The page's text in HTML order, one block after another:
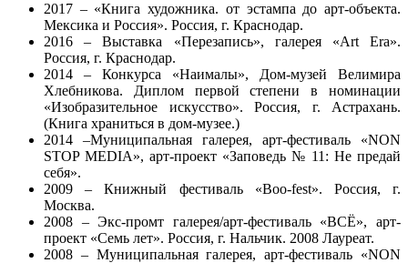
2017 – «Книга художника. от эстампа до арт-объекта.
Мексика и Россия». Россия, г. Краснодар.
2016 – Выставка «Перезапись», галерея «Аrt Era».
Россия, г. Краснодар.
2014 – Конкурса «Наималы», Дом-музей Велимира
Хлебникова. Диплом первой степени в номинации
«Изобразительное искусство». Россия, г. Астрахань.
(Книга храниться в дом-музее.)
2014 –Муниципальная галерея, арт-фестиваль «NON
STOP MEDIA», арт-проект «Заповедь № 11: Не предай
себя».
2009 – Книжный фестиваль «Boo-fest». Россия, г.
Москва.
2008 – Экс-промт галерея/арт-фестиваль «ВСЁ», арт-
проект «Семь лет». Россия, г. Нальчик. 2008 Лауреат.
2008 – Муниципальная галерея, арт-фестиваль «NON